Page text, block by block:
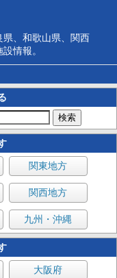
、和歌山県、関西
情報。
関東地方
関西地方
九州・沖縄
大阪府